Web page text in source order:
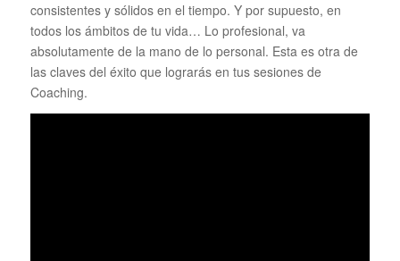
consistentes y sólidos en el tiempo. Y por supuesto, en
todos los ámbitos de tu vida… Lo profesional, va
absolutamente de la mano de lo personal. Esta es otra de
las claves del éxito que lograrás en tus sesiones de
Coaching.